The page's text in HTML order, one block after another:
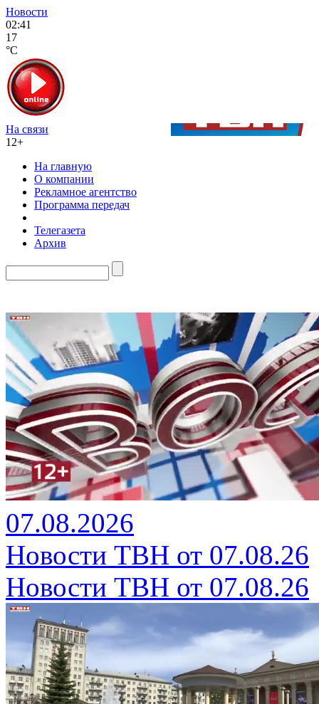
Новости
02:41
17
°C
На связи
12+
На главную
О компании
Рекламное агентство
Программа передач
Телегазета
Архив
07.08.2026
Новости ТВН от 07.08.26
Новости ТВН от 07.08.26